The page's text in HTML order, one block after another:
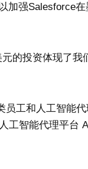
加强Salesforce
的投资体现了我
员工和人工智能
工智能代理平台